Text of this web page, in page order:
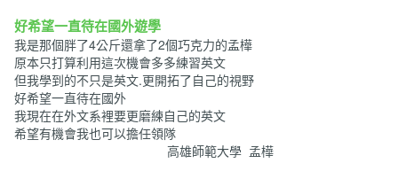
好希望一直待在國外遊學
我是那個胖了4公斤還拿了2個巧克力的孟樺
原本只打算利用這次機會多多練習英文
但我學到的不只是英文.更開拓了自己的視野
好希望一直待在國外
我現在在外文系裡要更磨練自己的英文
希望有機會我也可以擔任領隊
高雄師範大學 孟樺